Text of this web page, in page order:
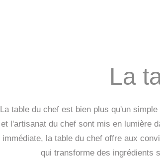
La
La table du chef est bien plus qu'un
et l'artisanat du chef sont mis en lumière
immédiate, la table du chef offre aux
qui transforme des ingrédients